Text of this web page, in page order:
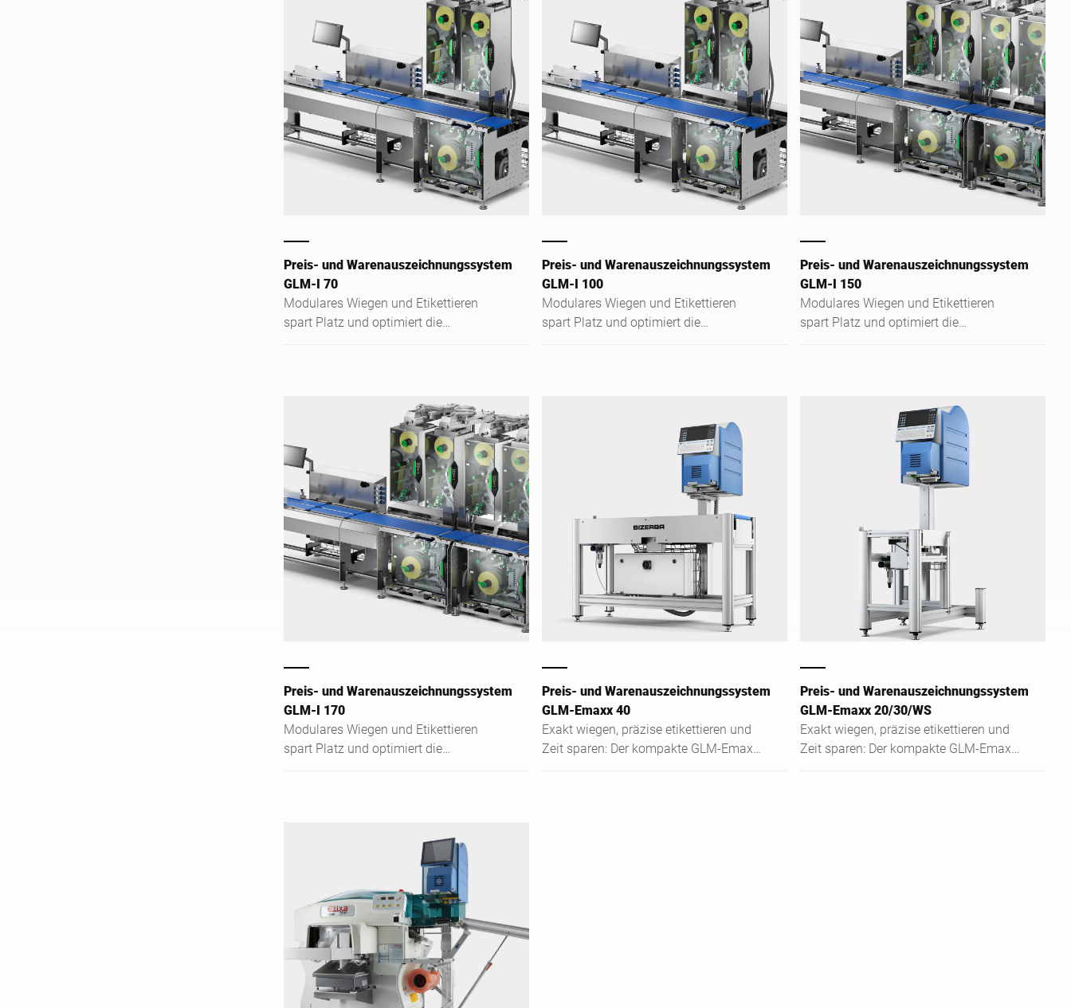
gewichtsvariablen Artikeln.
das den industriellen Anforderungen im
Food-Bereich optimal gerecht wird.
Preis- und Warenauszeichnungssystem
GLM-I 70
Modulares Wiegen und Etikettieren
spart Platz und optimiert die
Preis- und Warenauszeichnungssystem
GLM-I 100
Modulares Wiegen und Etikettieren
spart Platz und optimiert die
Preis- und Warenauszeichnungssystem
GLM-I 150
Modulares Wiegen und Etikettieren
spart Platz und optimiert die
Preis- und Warenauszeichnungssystem
GLM-I 170
Modulares Wiegen und Etikettieren
spart Platz und optimiert die
Preis- und Warenauszeichnungssystem
GLM-Emaxx 40
Exakt wiegen, präzise etikettieren und
Zeit sparen: Der kompakte GLM-Emaxx
Preis- und Warenauszeichnungssystem
GLM-Emaxx 20/30/WS
Exakt wiegen, präzise etikettieren und
Zeit sparen: Der kompakte GLM-Emaxx